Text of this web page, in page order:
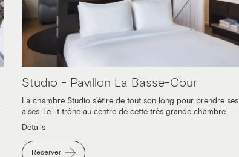
Studio - Pavillon La Basse-Cour
La chambre Studio s’étire de tout son long pour prendre ses
aises. Le lit trône au centre de cette très grande chambre.
Détails
Réserver